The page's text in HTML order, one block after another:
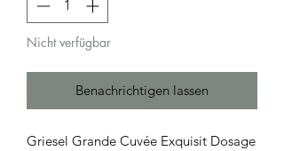
Nicht verfügbar
Benachrichtigen lassen
Griesel Grande Cuvée Exquisit Dosage